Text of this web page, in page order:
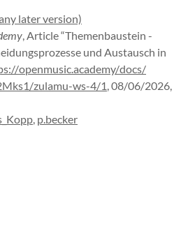
later version)
,Article “Themenbaustein -
und Austausch in
openmusic.academy/docs/
zulamu-ws-4/1,08/06/2026,
, p.becker